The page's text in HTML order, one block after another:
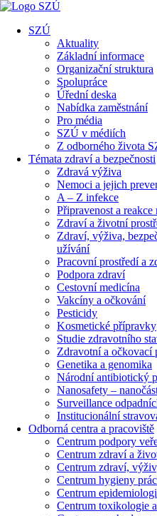
SZÚ
Aktuality
Základní informace
Organizační struktura
Spolupráce
Úřední deska
Nabídka zaměstnání
Pro média
SZÚ v médiích
Z odborného života
Témata zdraví a bezpečnosti
Zdravá výživa
Nemoci a jejich
A – Z infekce
Připravenost a
Zdraví a životní
Zdraví, výživa,
užívání
Pracovní prostředí a
Podpora zdraví
Cestovní medicína
Vakcíny a očkování
Pesticidy
Kosmetické přípravky
Studie zdravotního
Zdravotní a očkovací
Genetika a genomika
Národní antibiotický
Nanosafety –
Surveillance
Institucionální
Odborná centra a pracoviště
Centrum podpory
Centrum zdraví a
Centrum zdraví,
Centrum hygieny
Centrum
Centrum toxikologie